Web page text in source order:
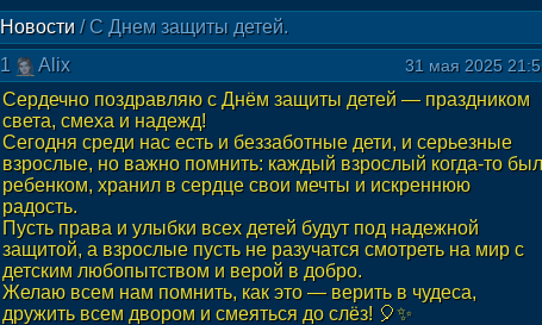
Новости / С Днем защиты детей.
1
Alix 31 мая 2025
Сердечно поздравляю с Днём защиты детей — праздником
света, смеха и надежд!
Сегодня среди нас есть и беззаботные дети, и серьезные
взрослые, но важно помнить: каждый взрослый когда-то был
ребенком, хранил в сердце свои мечты и искреннюю
радость.
Пусть права и улыбки всех детей будут под надежной
защитой, а взрослые пусть не разучатся смотреть на мир с
детским любопытством и верой в добро.
Желаю всем нам помнить, как это — верить в чудеса,
дружить всем двором и смеяться до слёз! 🎈✨